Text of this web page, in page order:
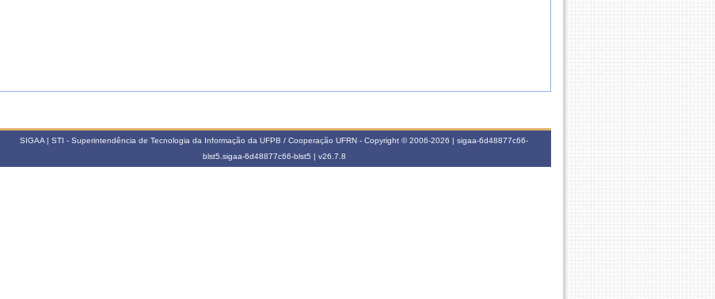
SIGAA | STI - Superintendência de Tecnologia da Informação da UFPB / Cooperação UFRN - Copyright © 2006-2026 | sigaa-6d48877c66-
blst5.sigaa-6d48877c66-blst5 | v26.7.8